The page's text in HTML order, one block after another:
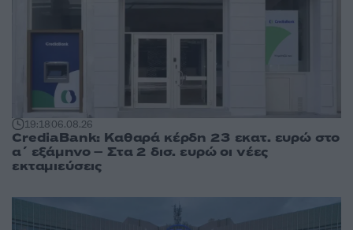
19:1806.08.26
CrediaBank: Καθαρά κέρδη 23 εκατ. ευρώ στο
α΄ εξάμηνο – Στα 2 δισ. ευρώ οι νέες
εκταμιεύσεις